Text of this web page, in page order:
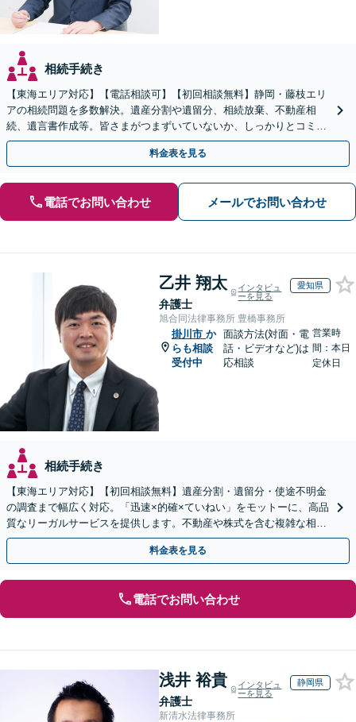
相続手続き
【東海エリア対応】【電話相談可】【初回相談無料】静岡・藤枝エリ
アの相続問題を多数解決。遺産分割や遺留分、相続放棄、不動産相
続、遺言書作成等。皆さまがつまずいていないか、しっかりとコミュ
ニケーションを取りながらお話を進めます【休日夜間相談可】
料金表を見る
電話でお問い合わせ メールでお問い合わせ
乙井 翔太
弁護士
インタビュ
ーを見る
愛知県
旭合同法律事務所 豊橋事務所
掛川市 か
らも相談
受付中
面談方法(対面・電
話・ビデオなど)は
応相談
営業時
間：本日
定休日
相続手続き
【東海エリア対応】【初回相談無料】遺産分割・遺留分・使途不明金
の調査まで幅広く対応。「迅速×的確×ていねい」をモットーに、高品
質なリーガルサービスを提供します。不動産や株式を含む複雑な相続
もお任せください【休日・夜間対応OK】
料金表を見る
電話でお問い合わせ
浅井 裕貴
弁護士
インタビュ
ーを見る
静岡県
新清水法律事務所